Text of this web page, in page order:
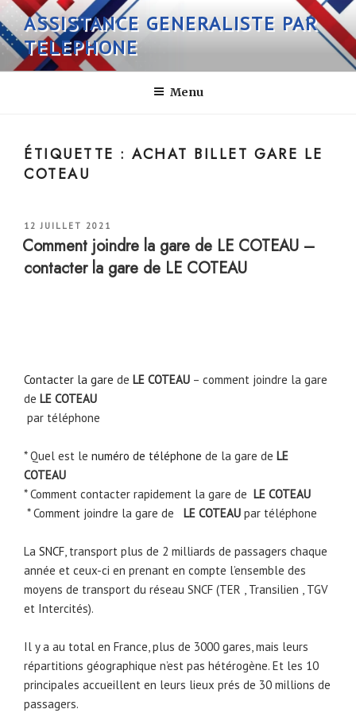
Aller
au
contenu
principal
ASSISTANCE GENERALISTE PAR
TELEPHONE
Menu
ÉTIQUETTE :ACHAT BILLET GARE LE
COTEAU
PUBLIÉ
LE
12 JUILLET 2021
Comment joindre la gare de LE COTEAU –
contacter la gare de LE COTEAU
Contacter la gare de LE COTEAU – comment joindre la gare
de LE COTEAU
par téléphone
* Quel est le numéro de téléphone de la gare de LE
COTEAU
* Comment contacter rapidement la gare de LE COTEAU
* Comment joindre la gare de
LE COTEAU par téléphone
La SNCF, transport plus de 2 milliards de passagers chaque
année et ceux-ci en prenant en compte l’ensemble des
moyens de transport du réseau SNCF (TER , Transilien , TGV
et Intercités).
Il y a au total en France, plus de 3000 gares, mais leurs
répartitions géographique n’est pas hétérogène. Et les 10
principales accueillent en leurs lieux prés de 30 millions de
passagers.